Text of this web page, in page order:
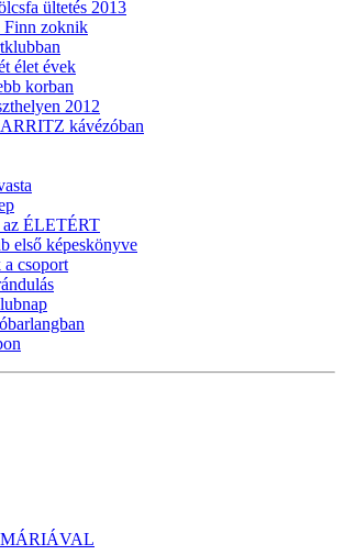
ültetés 2013
Finn zoknik
élet évek
korban
2012
kávézóban
az ÉLETÉRT
első képeskönyve
csoport
MÁRIÁVAL